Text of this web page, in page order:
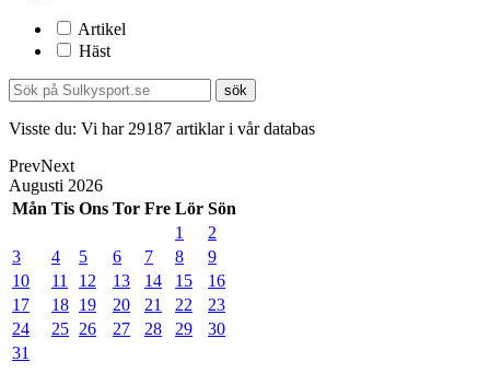
Artikel
Häst
Visste du: Vi har 29187 artiklar i vår databas
PrevNext
Augusti 2026
Mån Tis Ons Tor Fre Lör Sön
1
2
3
4 5 6 7 8
9
10
11 12 13 14 15
16
17
18 19 20 21 22
23
24
25 26 27 28 29
30
31